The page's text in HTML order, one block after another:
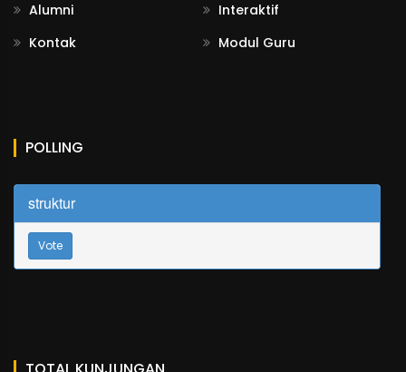
Alumni
Interaktif
Kontak
Modul Guru
POLLING
struktur
Vote